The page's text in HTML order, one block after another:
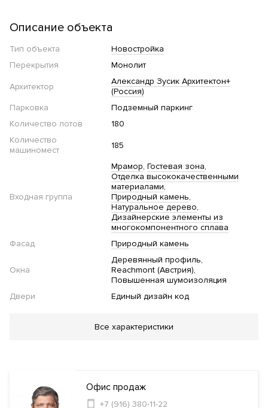
Описание объекта
Тип объекта
Новостройка
Перекрытия
Монолит
Архитектор
Александр Зусик Архитектон+
(Россия)
Парковка
Подземный паркинг
Количество лотов
180
Количество
машиномест
185
Входная группа
Мрамор Гостевая зона
Отделка высококачественными
материалами
Природный камень
Натуральное дерево
Дизайнерские элементы из
многокомпонентного сплава
Фасад
Природный камень
Окна
Деревянный профиль
Reachmont (Австрия)
Повышенная шумоизоляция
Двери
Единый дизайн код
Фитнес клуб
Все характеристики
Офис продаж
+7 (916) 380-11-22